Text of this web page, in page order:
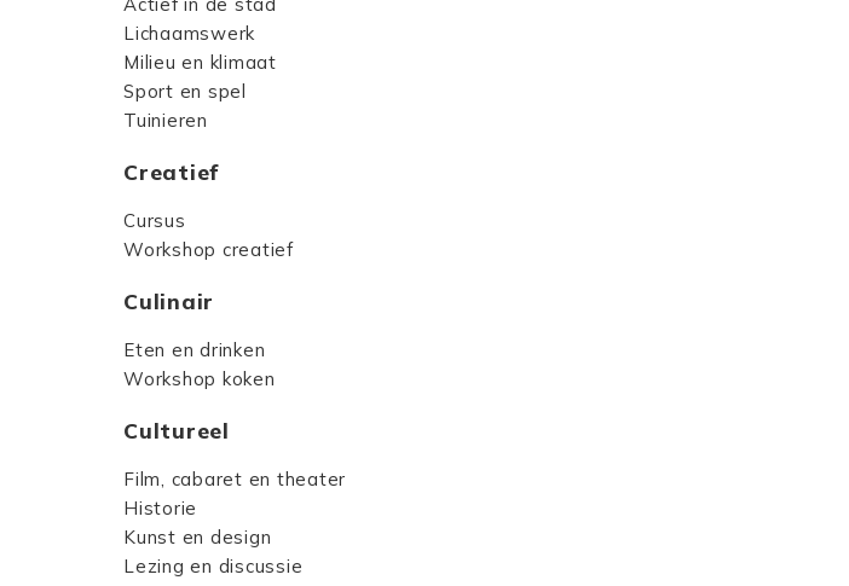
Lichaamswerk
Milieu en klimaat
Sport en spel
Tuinieren
Creatief
Cursus
Workshop creatief
Culinair
Eten en drinken
Workshop koken
Cultureel
Film, cabaret en theater
Historie
Kunst en design
Lezing en discussie